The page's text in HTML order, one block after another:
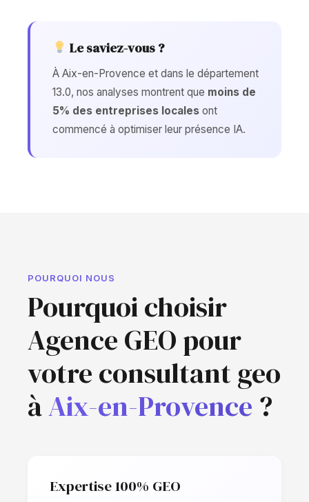
Le saviez-vous ?
À Aix-en-Provence et dans le département
13.0, nos analyses montrent que moins de
5% des entreprises locales ont
commencé à optimiser leur présence IA.
POURQUOI NOUS
Pourquoi choisir
Agence GEO pour
votre consultant geo
àAix-en-Provence ?
Expertise 100% GEO